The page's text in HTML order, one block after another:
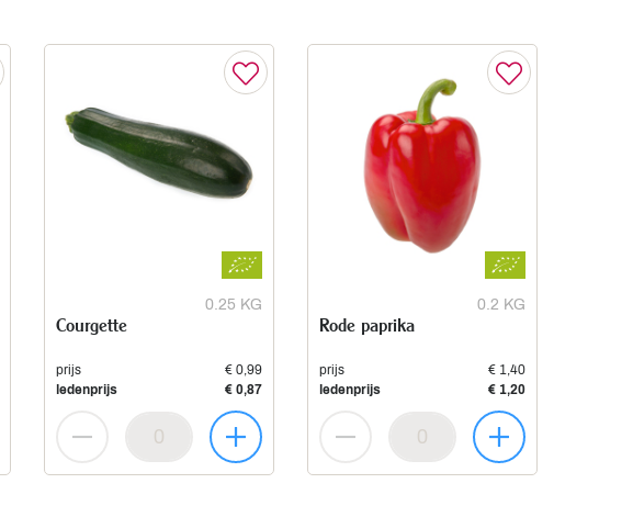
0.25 KG
Courgette
prijs
€ 0,99
ledenprijs
€ 0,87
0.2 KG
Rode paprika
prijs
€ 1,40
ledenprijs
€ 1,20